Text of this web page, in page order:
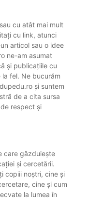
cu atât mai mult
cu link, atunci
articol sau o idee
ne-am asumat
și publicațiile cu
fel. Ne bucurăm
și suntem
de a cita sursa
respect și
care găzduiește
și cercetării.
copiii noștri, cine și
cine și cum
la lumea în